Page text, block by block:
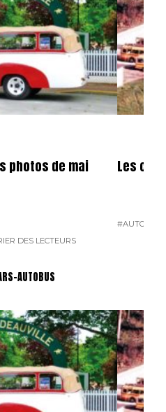
photos de mai
DES LECTEURS
Les
AUTOBUS